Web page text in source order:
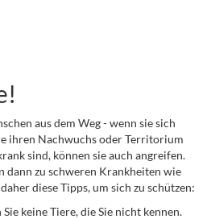
aus dem Weg - wenn sie sich
ihren Nachwuchs oder Territorium
sind, können sie auch angreifen.
dann zu schweren Krankheiten wie
diese Tipps, um sich zu schützen:
keine Tiere, die Sie nicht kennen.